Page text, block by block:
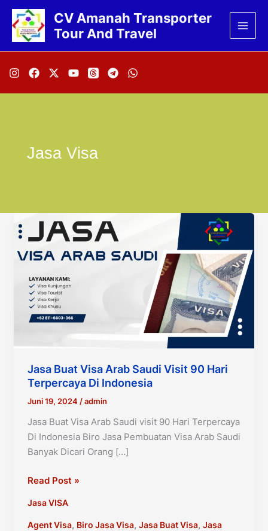
Lewati
konten
CV Amanah Transporter
Tour And Travel
Jasa Visa
Jasa Buat Visa Arab Saudi Visit 90 Hari
Terpercaya Di Indonesia
Juni 19, 2024 /admin
Jasa Buat Visa Arab Saudi visit 90 Hari Terpercaya
Di Indonesia Biro Jasa Pembuatan Visa Arab Saudi
Banyak Dicari Orang […]
Jasa
Visa
Arab
Read Post »
Jasa VISA
Agent Visa, Biro Jasa Visa, Jasa Buat Visa, Jasa